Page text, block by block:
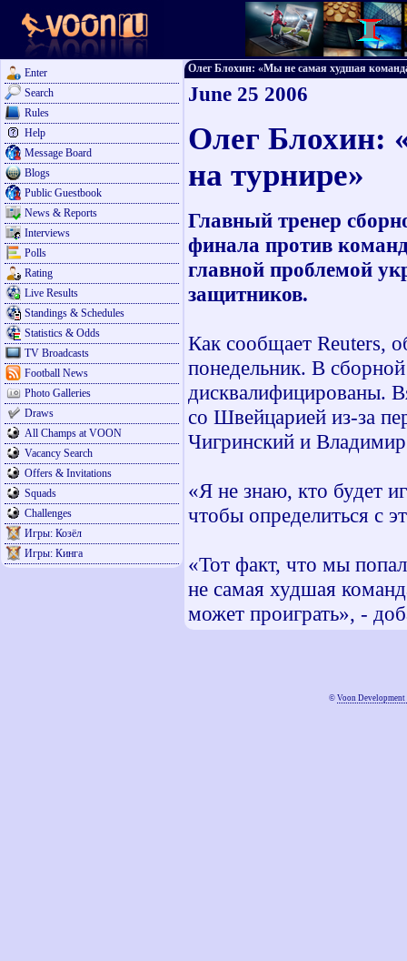
Enter
Search
Rules
Help
Message Board
Blogs
Public Guestbook
News & Reports
Interviews
Polls
Rating
Live Results
Standings & Schedules
Statistics & Odds
TV Broadcasts
Football News
Photo Galleries
Draws
All Champs at VOON
Vacancy Search
Offers & Invitations
Squads
Challenges
Игры: Козёл
Игры: Кинга
Олег Блохин: «Мы не самая худшая
June 25 2006
Олег Блохин:
на турнире»
Главный тренер
финала против
главной проблемой
защитников.
Как сообщает Reuters,
понедельник. В
дисквалифицированы.
со Швейцарией из-за
Чигринский и
«Я не знаю, кто будет
чтобы определиться с
«Тот факт, что мы
не самая худшая
может проиграть», -
© Voon Development